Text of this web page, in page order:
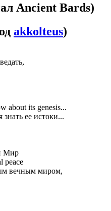
Ancient Bards)
akkolteus)
about its genesis...
ее истоки...
Мир
peace
вечным миром,